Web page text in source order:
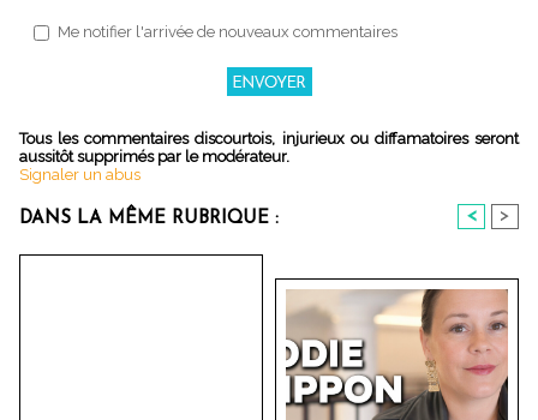
Me notifier l'arrivée de nouveaux commentaires
Tous les commentaires discourtois, injurieux ou diffamatoires seront
aussitôt supprimés par le modérateur.
Signaler un abus
DANS LA MÊME RUBRIQUE : < >